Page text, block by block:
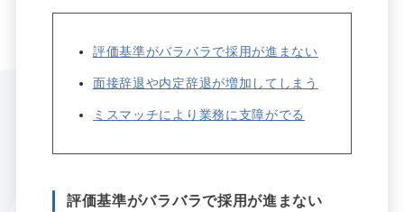
評価基準がバラバラで採用が進まない
面接辞退や内定辞退が増加してしまう
ミスマッチにより業務に支障がでる
評価基準がバラバラで採用が進まない